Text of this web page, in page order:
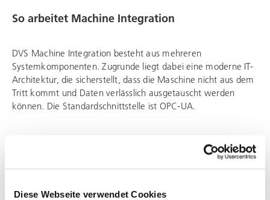
Diese Webseite verwendet Cookies
So arbeitet Machine Integration
DVS Machine Integration besteht aus mehreren
Systemkomponenten. Zugrunde liegt dabei eine moderne IT-
Architektur, die sicherstellt, dass die Maschine nicht aus dem
Tritt kommt und Daten verlässlich ausgetauscht werden
können. Die Standardschnittstelle ist OPC-UA.